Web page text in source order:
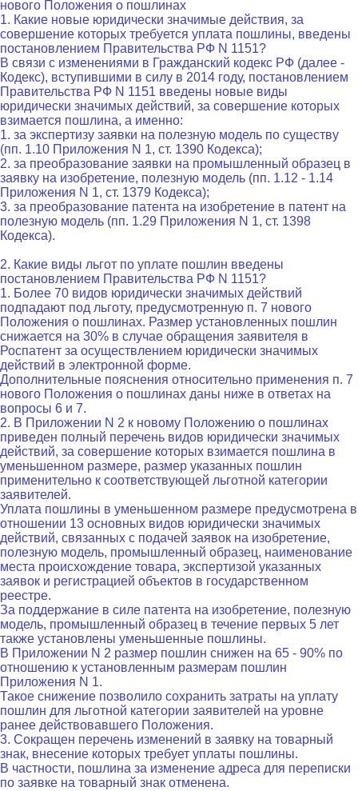
нового Положения о пошлинах
1. Какие новые юридически значимые действия, за
совершение которых требуется уплата пошлины, введены
постановлением Правительства РФ N 1151?
В связи с изменениями в Гражданский кодекс РФ (далее -
Кодекс), вступившими в силу в 2014 году, постановлением
Правительства РФ N 1151 введены новые виды
юридически значимых действий, за совершение которых
взимается пошлина, а именно:
1. за экспертизу заявки на полезную модель по существу
(пп. 1.10 Приложения N 1, ст. 1390 Кодекса);
2. за преобразование заявки на промышленный образец в
заявку на изобретение, полезную модель (пп. 1.12 - 1.14
Приложения N 1, ст. 1379 Кодекса);
3. за преобразование патента на изобретение в патент на
полезную модель (пп. 1.29 Приложения N 1, ст. 1398
Кодекса).
2. Какие виды льгот по уплате пошлин введены
постановлением Правительства РФ N 1151?
1. Более 70 видов юридически значимых действий
подпадают под льготу, предусмотренную п. 7 нового
Положения о пошлинах. Размер установленных пошлин
снижается на 30% в случае обращения заявителя в
Роспатент за осуществлением юридически значимых
действий в электронной форме.
Дополнительные пояснения относительно применения п. 7
нового Положения о пошлинах даны ниже в ответах на
вопросы 6 и 7.
2. В Приложении N 2 к новому Положению о пошлинах
приведен полный перечень видов юридически значимых
действий, за совершение которых взимается пошлина в
уменьшенном размере, размер указанных пошлин
применительно к соответствующей льготной категории
заявителей.
Уплата пошлины в уменьшенном размере предусмотрена в
отношении 13 основных видов юридически значимых
действий, связанных с подачей заявок на изобретение,
полезную модель, промышленный образец, наименование
места происхождение товара, экспертизой указанных
заявок и регистрацией объектов в государственном
реестре.
За поддержание в силе патента на изобретение, полезную
модель, промышленный образец в течение первых 5 лет
также установлены уменьшенные пошлины.
В Приложении N 2 размер пошлин снижен на 65 - 90% по
отношению к установленным размерам пошлин
Приложения N 1.
Такое снижение позволило сохранить затраты на уплату
пошлин для льготной категории заявителей на уровне
ранее действовавшего Положения.
3. Сокращен перечень изменений в заявку на товарный
знак, внесение которых требует уплаты пошлины.
В частности, пошлина за изменение адреса для переписки
по заявке на товарный знак отменена.